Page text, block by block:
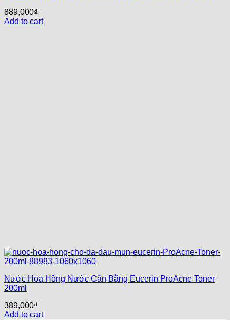
889,000₫
Add to cart
Nước Hoa Hồng Nước Cân Bằng Eucerin ProAcne Toner
200ml
389,000₫
Add to cart